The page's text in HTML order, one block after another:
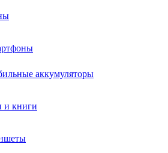
аккумуляторы
и книги